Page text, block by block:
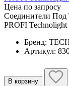
Цена по запросу
Соединители Под
PROFI
Бренд:
Артикул:
В корзину